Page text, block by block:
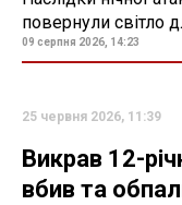
повернули світло
09 серпня 2026, 14:23
25 червня 2026, 11:39
Викрав 12-
вбив та